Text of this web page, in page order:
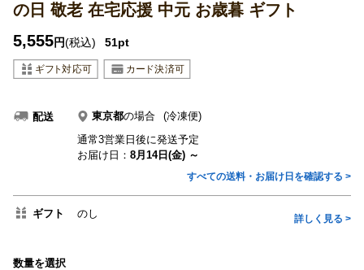
の日 敬老 在宅応援 中元 お歳暮 ギフト
5,555円(税込) 51pt
配送 東京都の場合
(冷凍便)
通常3営業日後に発送予定
お届け日： 8月14日(金) ～
すべての送料・お届け日を確認する >
ギフト のし 詳しく見る >
数量を選択